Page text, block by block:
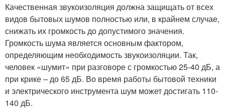
Качественная звукоизоляция должна защищать от всех
видов бытовых шумов полностью или, в крайнем случае,
снижать их громкость до допустимого значения.
Громкость шума является основным фактором,
определяющим необходимость звукоизоляции. Так,
человек «шумит» при разговоре с громкостью 25-40 дБ, а
при крике – до 65 дБ. Во время работы бытовой техники
и электрического инструмента шум может достигать 110-
140 дБ.